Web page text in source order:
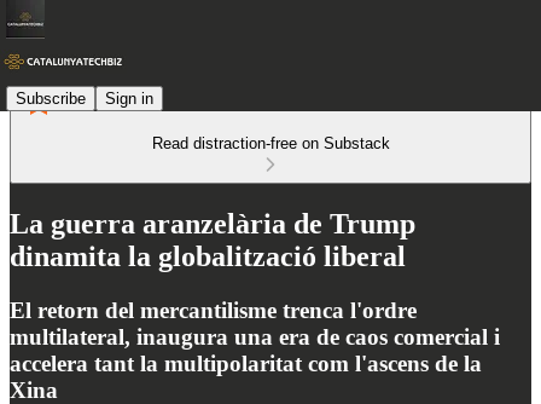
Subscribe Sign in
Read distraction-free on Substack
La guerra aranzelària de Trump
dinamita la globalització liberal
El retorn del mercantilisme trenca l'ordre
multilateral, inaugura una era de caos comercial i
accelera tant la multipolaritat com l'ascens de la
Xina